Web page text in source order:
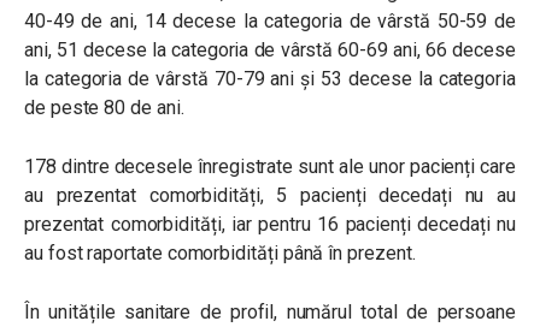
40-49 de ani, 14 decese la categoria de vârstă 50-59 de
ani, 51 decese la categoria de vârstă 60-69 ani, 66 decese
la categoria de vârstă 70-79 ani și 53 decese la categoria
de peste 80 de ani.
178 dintre decesele înregistrate sunt ale unor pacienți care
au prezentat comorbidități, 5 pacienți decedați nu au
prezentat comorbidități, iar pentru 16 pacienți decedați nu
au fost raportate comorbidități până în prezent.
În unitățile sanitare de profil, numărul total de persoane